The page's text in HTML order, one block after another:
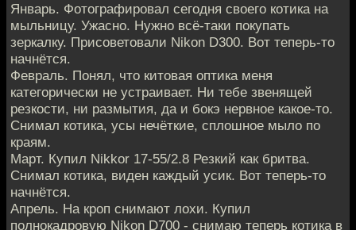
Январь. Фотографировал сегодня своего котика на
мыльницу. Ужасно. Нужно всё-таки покупать
зеркалку. Присоветовали Nikon D300. Вот теперь-то
начнётся.
Февраль. Понял, что китовая оптика меня
категорически не устраивает. Ни тебе звенящей
резкости, ни размытия, да и бокэ нервное какое-то.
Снимал котика, усы нечёткие, сплошное мыло по
краям.
Март. Купил Nikkor 17-55/2.8 Резкий как бритва.
Снимал котика, виден каждый усик. Вот теперь-то
начнётся.
Апрель. На кроп снимают лохи. Купил
полнокадровую Nikon D700 - снимаю теперь котика в